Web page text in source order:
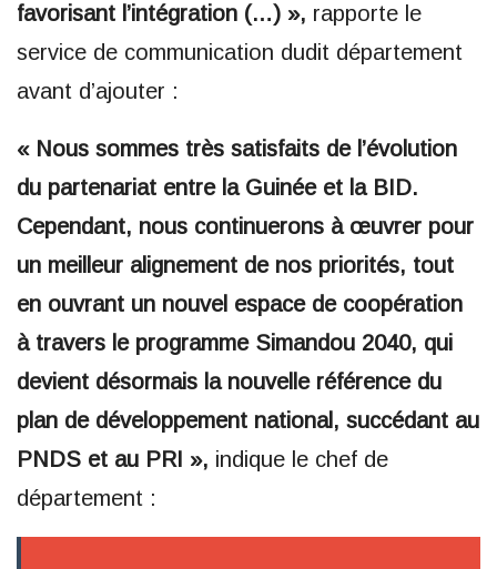
favorisant l’intégration (…) », rapporte le
service de communication dudit département
avant d’ajouter :
« Nous sommes très satisfaits de l’évolution
du partenariat entre la Guinée et la BID.
Cependant, nous continuerons à œuvrer pour
un meilleur alignement de nos priorités, tout
en ouvrant un nouvel espace de coopération
à travers le programme Simandou 2040, qui
devient désormais la nouvelle référence du
plan de développement national, succédant au
PNDS et au PRI », indique le chef de
département :